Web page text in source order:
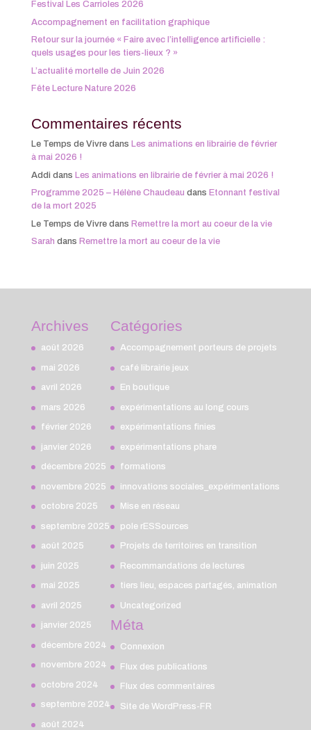
Festival Les Carrioles 2026
Accompagnement en facilitation graphique
Retour sur la journée « Faire avec l’intelligence artificielle :
quels usages pour les tiers-lieux ? »
L’actualité mortelle de Juin 2026
Fête Lecture Nature 2026
Commentaires récents
Le Temps de Vivredans Les animations en librairie de février
à mai 2026 !
Addi dans Les animations en librairie de février à mai 2026 !
Programme 2025 – Hélène Chaudeau dans Etonnant festival
de la mort 2025
Le Temps de Vivredans Remettre la mort au coeur de la vie
Sarah dans Remettre la mort au coeur de la vie
Archives
août 2026
mai 2026
avril 2026
mars 2026
février 2026
janvier 2026
décembre 2025
novembre 2025
octobre 2025
septembre 2025
août 2025
juin 2025
mai 2025
avril 2025
janvier 2025
décembre 2024
novembre 2024
octobre 2024
septembre 2024
août 2024
Catégories
Accompagnement porteurs de projets
café librairie jeux
En boutique
expérimentations au long cours
expérimentations finies
expérimentations phare
formations
innovations sociales_expérimentations
Mise en réseau
pole rESSources
Projets de territoires en transition
Recommandations de lectures
tiers lieu, espaces partagés, animation
Uncategorized
Méta
Connexion
Flux des publications
Flux des commentaires
Site de WordPress-FR